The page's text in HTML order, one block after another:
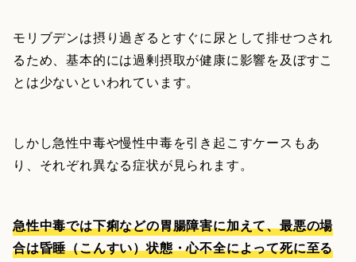
モリブデンは摂り過ぎるとすぐに尿として排せつされ
るため、基本的には過剰摂取が健康に影響を及ぼすこ
とは少ないといわれています。
しかし急性中毒や慢性中毒を引き起こすケースもあ
り、それぞれ異なる症状が見られます。
急性中毒では下痢などの胃腸障害に加えて、最悪の場
合は昏睡（こんすい）状態・心不全によって死に至る